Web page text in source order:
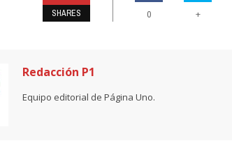
SHARES 0 +
Redacción P1
Equipo editorial de Página Uno.